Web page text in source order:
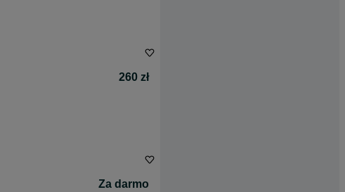
260 zł
Za darmo